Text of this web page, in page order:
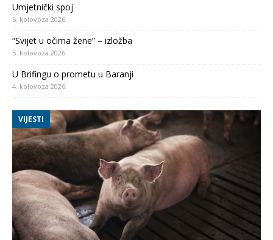
Umjetnički spoj
6. kolovoza 2026.
“Svijet u očima žene” – izložba
5. kolovoza 2026.
U Brifingu o prometu u Baranji
4. kolovoza 2026.
VIJESTI